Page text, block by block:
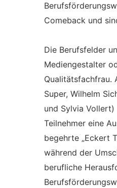
Comeback und
Die Berufsfelder
Mediengestalter
Qualitätsfachfrau.
Super, Wilhelm
und Sylvia Vollert)
Teilnehmer eine
begehrte „Eckert
während der
berufliche